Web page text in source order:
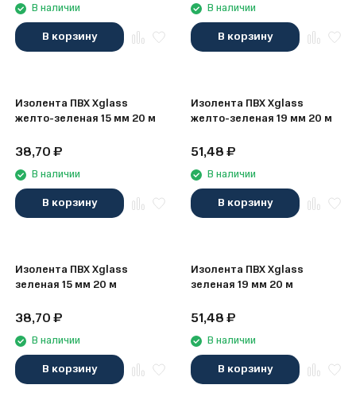
В наличии
В корзину
В наличии
В корзину
Изолента ПВХ Xglass
желто-зеленая 15 мм 20 м
38,70₽
В наличии
В корзину
Изолента ПВХ Xglass
желто-зеленая 19 мм 20 м
51,48₽
В наличии
В корзину
Изолента ПВХ Xglass
зеленая 15 мм 20 м
38,70₽
В наличии
В корзину
Изолента ПВХ Xglass
зеленая 19 мм 20 м
51,48₽
В наличии
В корзину